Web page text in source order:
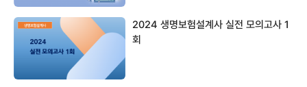
2024 생명보험설계사 실전 모의고사 1
회